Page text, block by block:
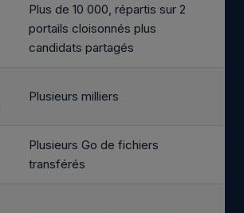
Plus de 10 000, répartis sur 2
portails cloisonnés plus
candidats partagés
Plusieurs milliers
Plusieurs Go de fichiers
transférés